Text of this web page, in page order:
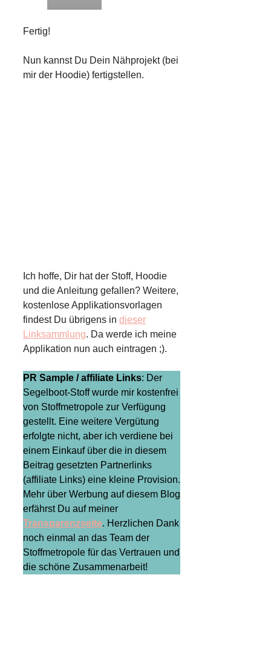
Fertig!
Nun kannst Du Dein Nähprojekt (bei
mir der Hoodie) fertigstellen.
Ich hoffe, Dir hat der Stoff, Hoodie
und die Anleitung gefallen? Weitere,
kostenlose Applikationsvorlagen
findest Du übrigens in dieser
Linksammlung. Da werde ich meine
Applikation nun auch eintragen ;).
PR Sample / affiliate Links: Der
Segelboot-Stoff wurde mir kostenfrei
von Stoffmetropole zur Verfügung
gestellt. Eine weitere Vergütung
erfolgte nicht, aber ich verdiene bei
einem Einkauf über die in diesem
Beitrag gesetzten Partnerlinks
(affiliate Links) eine kleine Provision.
Mehr über Werbung auf diesem Blog
erfährst Du auf meiner
Transparenzseite. Herzlichen Dank
noch einmal an das Team der
Stoffmetropole für das Vertrauen und
die schöne Zusammenarbeit!